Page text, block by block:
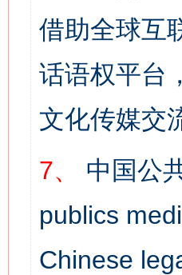
借助全球互
话语权平台
文化传媒交
7、
中国公
publics
Chinese